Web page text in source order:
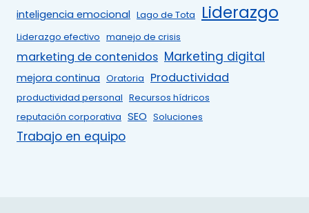
inteligencia emocional Lago de Tota Liderazgo
Liderazgo efectivo manejo de crisis
marketing de contenidos Marketing digital
mejora continua Oratoria Productividad
productividad personal Recursos hídricos
reputación corporativa SEO Soluciones
Trabajo en equipo